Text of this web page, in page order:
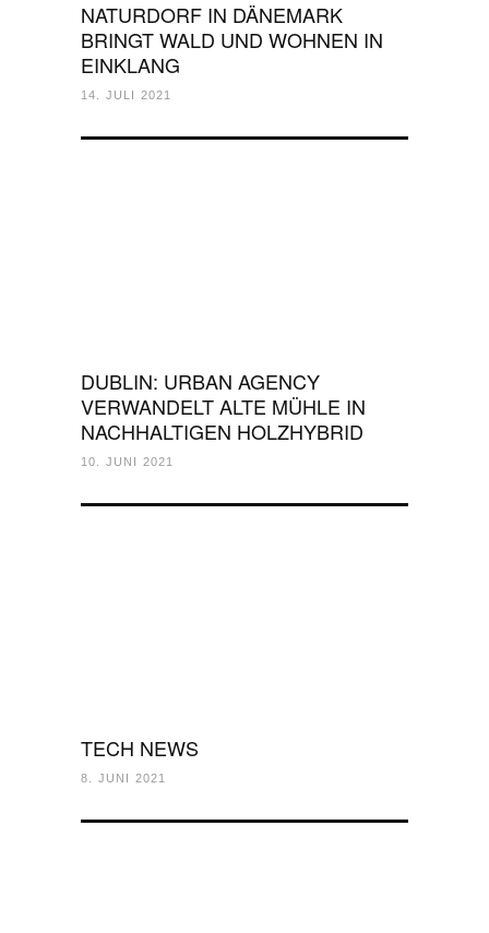
NATURDORF IN DÄNEMARK
BRINGT WALD UND WOHNEN IN
EINKLANG
14. JULI 2021
DUBLIN: URBAN AGENCY
VERWANDELT ALTE MÜHLE IN
NACHHALTIGEN HOLZHYBRID
10. JUNI 2021
TECH NEWS
8. JUNI 2021